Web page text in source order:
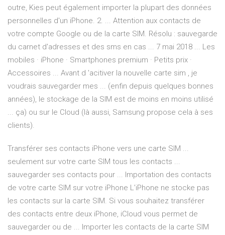
outre, Kies peut également importer la plupart des données
personnelles d'un iPhone. 2. ... Attention aux contacts de
votre compte Google ou de la carte SIM. Résolu : sauvegarde
du carnet d'adresses et des sms en cas ... 7 mai 2018 ... Les
mobiles · iPhone · Smartphones premium · Petits prix ·
Accessoires ... Avant d 'acitiver la nouvelle carte sim , je
voudrais sauvegarder mes ... (enfin depuis quelques bonnes
années), le stockage de la SIM est de moins en moins utilisé
... ça) ou sur le Cloud (là aussi, Samsung propose cela à ses
clients).
Transférer ses contacts iPhone vers une carte SIM ...
seulement sur votre carte SIM tous les contacts ...
sauvegarder ses contacts pour ... Importation des contacts
de votre carte SIM sur votre iPhone L’iPhone ne stocke pas
les contacts sur la carte SIM. Si vous souhaitez transférer
des contacts entre deux iPhone, iCloud vous permet de
sauvegarder ou de ... Importer les contacts de la carte SIM